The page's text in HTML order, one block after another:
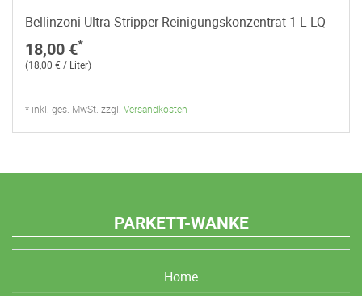
Bellinzoni Ultra Stripper Reinigungskonzentrat 1 L LQ
18,00 €*
(18,00 € / Liter)
* inkl. ges. MwSt. zzgl. Versandkosten
PARKETT-WANKE
Home